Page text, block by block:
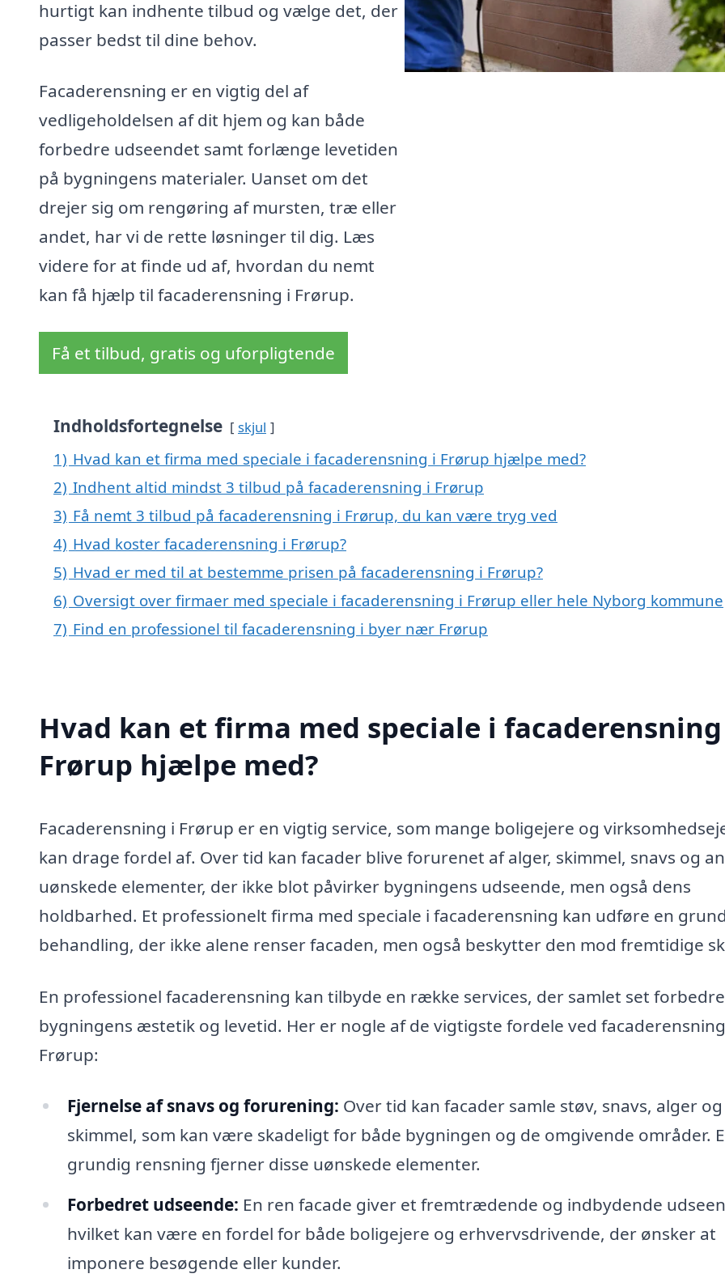
hurtigt kan indhente tilbud og vælge det, der
passer bedst til dine behov.
Facaderensning er en vigtig del af
vedligeholdelsen af dit hjem og kan både
forbedre udseendet samt forlænge levetiden
på bygningens materialer. Uanset om det
drejer sig om rengøring af mursten, træ eller
andet, har vi de rette løsninger til dig. Læs
videre for at finde ud af, hvordan du nemt
kan få hjælp til facaderensning i Frørup.
Få et tilbud, gratis og uforpligtende
Indholdsfortegnelse skjul
1) Hvad kan et firma med speciale i facaderensning i Frørup hjælpe med?
2) Indhent altid mindst 3 tilbud på facaderensning i Frørup
3) Få nemt 3 tilbud på facaderensning i Frørup, du kan være tryg ved
4) Hvad koster facaderensning i Frørup?
5) Hvad er med til at bestemme prisen på facaderensning i Frørup?
6) Oversigt over firmaer med speciale i facaderensning i Frørup eller hele Nyborg kommune
7) Find en professionel til facaderensning i byer nær Frørup
Hvad kan et firma med speciale i
Frørup hjælpe med?
Facaderensning i Frørup er en vigtig service, som mange boligejere og
kan drage fordel af. Over tid kan facader blive forurenet af alger, skimmel, snavs og
uønskede elementer, der ikke blot påvirker bygningens udseende, men også dens
holdbarhed. Et professionelt firma med speciale i facaderensning kan udføre en
behandling, der ikke alene renser facaden, men også beskytter den mod fremtidige
En professionel facaderensning kan tilbyde en række services, der samlet set
bygningens æstetik og levetid. Her er nogle af de vigtigste fordele ved
Frørup:
Fjernelse af snavs og forurening: Over tid kan facader samle støv, snavs, alger og
skimmel, som kan være skadeligt for både bygningen og de omgivende områder.
grundig rensning fjerner disse uønskede elementer.
Forbedret udseende: En ren facade giver et fremtrædende og indbydende
hvilket kan være en fordel for både boligejere og erhvervsdrivende, der ønsker at
imponere besøgende eller kunder.